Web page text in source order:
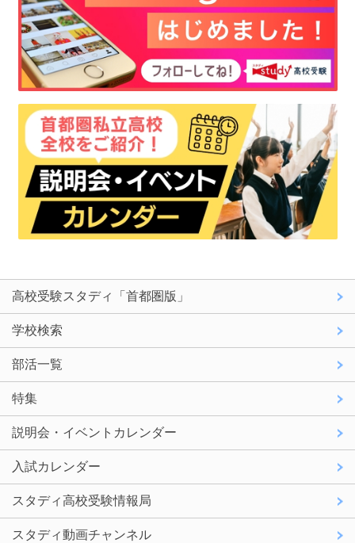
高校受験スタディ「首都圏版」
学校検索
部活一覧
特集
説明会・イベントカレンダー
入試カレンダー
スタディ高校受験情報局
スタディ動画チャンネル